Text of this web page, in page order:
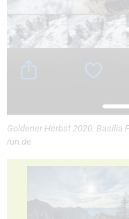
Goldener Herbst 2020: Basilia
run.de